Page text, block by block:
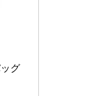
グ